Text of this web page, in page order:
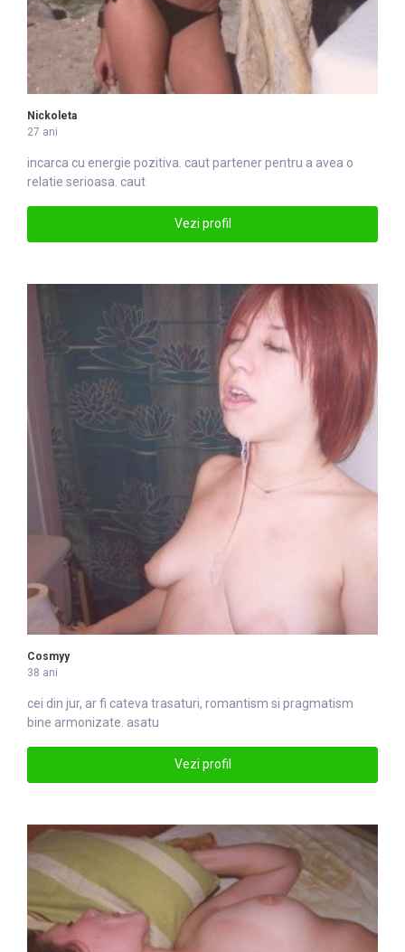
Nickoleta
27 ani
incarca cu energie pozitiva. cautpartener pentru a avea o
relatie serioasa. caut
Vezi profil
Cosmyy
38 ani
cei din jur, ar fi cateva trasaturi, romantism si pragmatism
bine armonizate. asatu
Vezi profil